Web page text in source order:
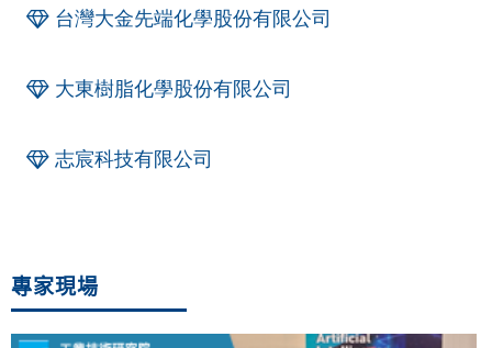
台灣大金先端化學股份有限公司
大東樹脂化學股份有限公司
志宸科技有限公司
專家現場